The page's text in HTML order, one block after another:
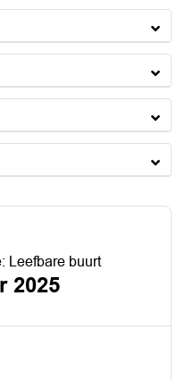
Leefbare buurt
2025